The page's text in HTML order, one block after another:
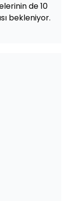
de 10
bekleniyor.